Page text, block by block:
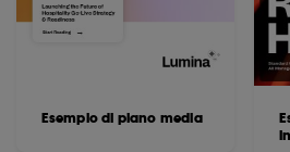
Esempio di piano media